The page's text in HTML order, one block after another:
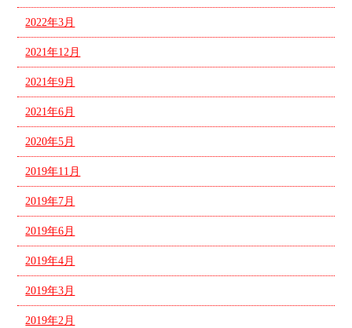
2022年3月
2021年12月
2021年9月
2021年6月
2020年5月
2019年11月
2019年7月
2019年6月
2019年4月
2019年3月
2019年2月